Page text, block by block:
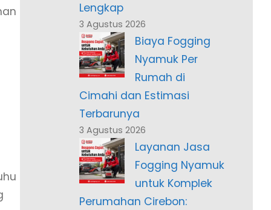
Lengkap
3 Agustus 2026
Biaya Fogging
Nyamuk Per
Rumah di
Cimahi dan Estimasi
Terbarunya
3 Agustus 2026
Layanan Jasa
Fogging Nyamuk
untuk Komplek
Perumahan Cirebon: